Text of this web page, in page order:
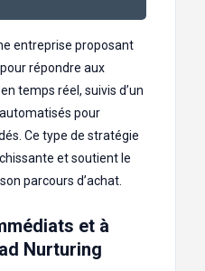
entreprise proposant
répondre aux
temps réel, suivis d’un
pour
Ce type de stratégie
et soutient le
parcours d’achat.
et à
Nurturing